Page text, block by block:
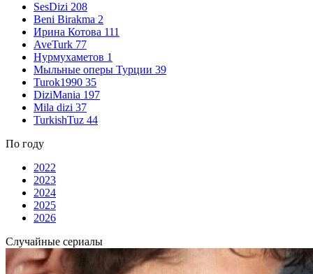
SesDizi 208
Beni Birakma 2
Ирина Котова 111
AveTurk 77
Нурмухаметов 1
Мыльные оперы Турции 39
Turok1990 35
DiziMania 197
Mila dizi 37
TurkishTuz 44
По году
2022
2023
2024
2025
2026
Случайные сериалы